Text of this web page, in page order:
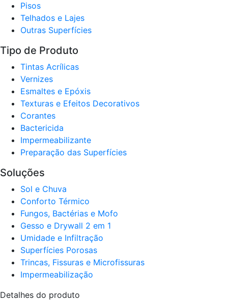
Pisos
Telhados e Lajes
Outras Superfícies
Tipo de Produto
Tintas Acrílicas
Verniz​es
Esmaltes e Epóxis
Texturas e Efeitos Decorativos
Corantes​
Bactericida
Impermeabilizante
Preparação das Superfícies
Soluções
Sol e Chuva​
Conforto Térmico​
Fungos, Bactérias e Mofo
Gesso e Drywall 2 em 1
Umidade e Infiltração
Superfícies Porosas
Trincas, Fissuras e Microfissuras
Impermeabilização
Detalhes do produto